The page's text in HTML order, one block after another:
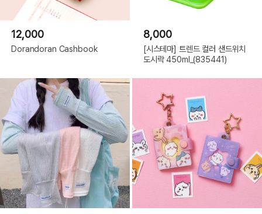
12,000
Dorandoran Cashbook
8,000
[시스테마] 트렌드 컬러 샌드위치
도시락 450ml_(835441)